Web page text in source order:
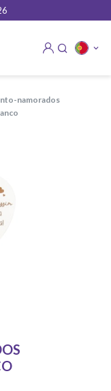
namorados